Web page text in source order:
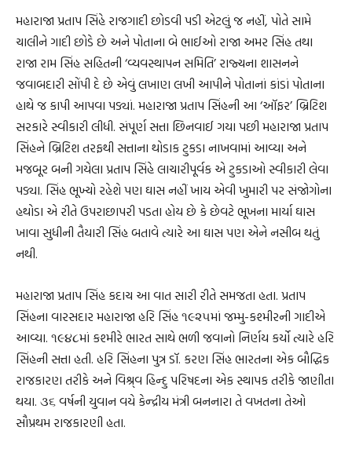
મહારાજા પ્રતાપ સિંહે રાજગાદી છોડવી પડી એટલું જ નહીં, પોતે સામે
ચાલીને ગાદી છોડે છે અને પોતાના બે ભાઈઓ રાજા અમર સિંહ તથા
રાજા રામ સિંહ સહિતની ‘વ્યવસ્થાપન સમિતિ’ રાજ્યના શાસનને
જવાબદારી સોંપી દે છે એવું લખાણ લખી આપીને પોતાનાં કાંડાં પોતાના
હાથે જ કાપી આપવા પડ્યાં. મહારાજા પ્રતાપ સિંહની આ ‘ઑફર’ બ્રિટિશ
સરકારે સ્વીકારી લીધી. સંપૂર્ણ સત્તા છિનવાઈ ગયા પછી મહારાજા પ્રતાપ
સિંહને બ્રિટિશ તરફથી સત્તાના થોડાક ટુકડા નાખવામાં આવ્યા અને
મજબૂર બની ગયેલા પ્રતાપ સિંહે લાચારીપૂર્વક એ ટુકડાઓ સ્વીકારી લેવા
પડ્યા. સિંહ ભૂખ્યો રહેશે પણ ઘાસ નહીં ખાય એવી ખુમારી પર સંજોગોના
હથોડા એ રીતે ઉપરાછાપરી પડતા હોય છે કે છેવટે ભૂખના માર્યા ઘાસ
ખાવા સુધીની તૈયારી સિંહ બતાવે ત્યારે આ ઘાસ પણ એને નસીબ થતું
નથી.
મહારાજા પ્રતાપ સિંહ કદાચ આ વાત સારી રીતે સમજતા હતા. પ્રતાપ
સિંહના વારસદાર મહારાજા હરિ સિંહ ૧૯૨૫માં જમ્મુ-કશ્મીરની ગાદીએ
આવ્યા. ૧૯૪૮માં કશ્મીરે ભારત સાથે ભળી જવાનો નિર્ણય કર્યો ત્યારે હરિ
સિંહની સત્તા હતી. હરિ સિંહના પુત્ર ડૉ. કરણ સિંહ ભારતના એક બૌદ્ધિક
રાજકારણ તરીકે અને વિશ્ર્વ હિન્દુ પરિષદના એક સ્થાપક તરીકે જાણીતા
થયા. ૩૬ વર્ષની યુવાન વયે કેન્દ્રીય મંત્રી બનનારા તે વખતના તેઓ
સૌપ્રથમ રાજકારણી હતા.